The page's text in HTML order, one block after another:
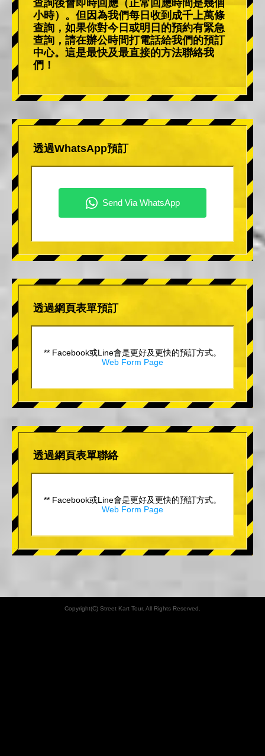
查詢後會即時回應（正常回應時間是幾個
小時）。但因為我們每日收到成千上萬條
查詢，如果你對今日或明日的預約有緊急
查詢，請在辦公時間打電話給我們的預訂
中心。這是最快及最直接的方法聯絡我
們！
透過WhatsApp預訂
透過網頁表單預訂
** Facebook或Line會是更好及更快的預訂方式。
Web Form Page
透過網頁表單聯絡
** Facebook或Line會是更好及更快的預訂方式。
Web Form Page
Copyright(C) Street Kart Tour. All Rights Reserved.